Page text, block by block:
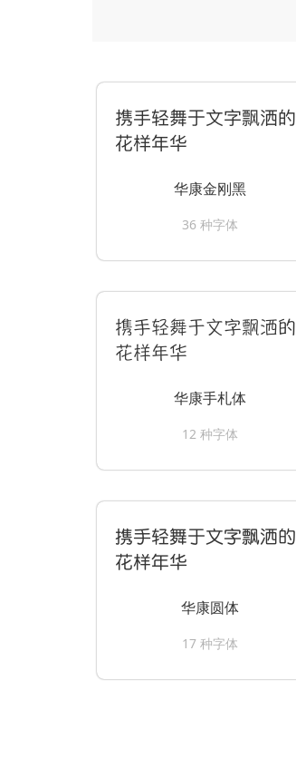
携手轻舞于文字飘洒的
花样年华
华康金刚黑
36 种字体
携手轻舞于文字飘洒的
花样年华
华康手札体
12 种字体
携手轻舞于文字飘洒的
花样年华
华康圆体
17 种字体